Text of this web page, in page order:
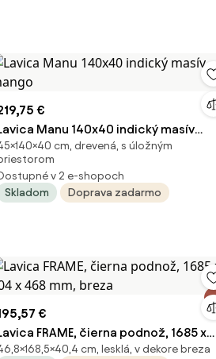
€
Manu 140x40 indický masív
cm, drevená, s úložným
v 2 e-shopoch
Skladom
Doprava zadarmo
€
FRAME, čierna podnož, 1685 x
x 468 mm, brezacm, lesklá, v dekore breza